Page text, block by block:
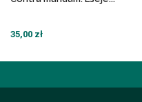
35,00 zł